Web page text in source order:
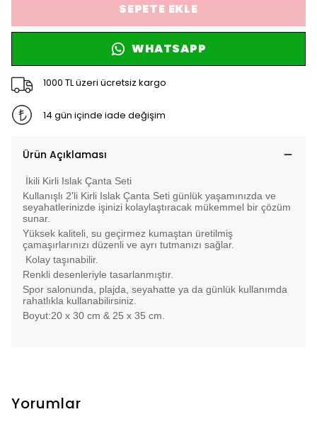
SEPETE EKLE
WHATSAPP
1000 TL üzeri ücretsiz kargo
14 gün içinde iade değişim
Ürün Açıklaması
İkili Kirli Islak Çanta Seti
Kullanışlı 2'li Kirli Islak Çanta Seti günlük yaşamınızda ve
seyahatlerinizde işinizi kolaylaştıracak mükemmel bir çözüm
sunar.
Yüksek kaliteli, su geçirmez kumaştan üretilmiş
çamaşırlarınızı düzenli ve ayrı tutmanızı sağlar.
Kolay taşınabilir.
Renkli desenleriyle tasarlanmıştır.
Spor salonunda, plajda, seyahatte ya da günlük kullanımda
rahatlıkla kullanabilirsiniz.
Boyut:20 x 30 cm & 25 x 35 cm.
Yorumlar